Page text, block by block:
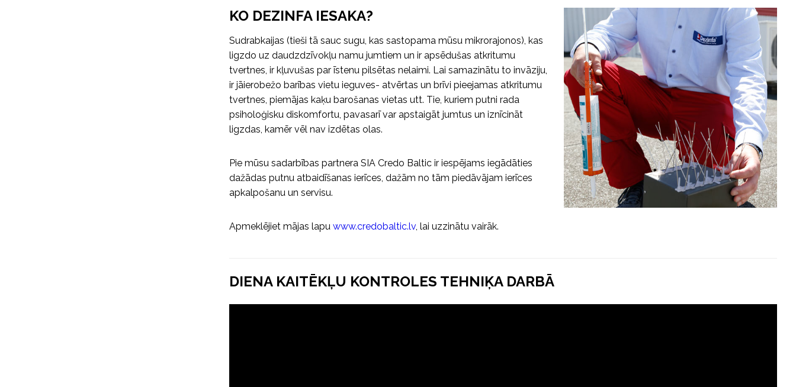
KO DEZINFA IESAKA?
Sudrabkaijas (tieši tā sauc sugu, kas sastopama mūsu mikrorajonos), kas
ligzdo uz daudzdzīvokļu namu jumtiem un ir apsēdušas atkritumu
tvertnes, ir kļuvušas par īstenu pilsētas nelaimi. Lai samazinātu to invāziju,
ir jāierobežo barības vietu ieguves- atvērtas un brīvi pieejamas atkritumu
tvertnes, piemājas kaķu barošanas vietas utt. Tie, kuriem putni rada
psiholoģisku diskomfortu, pavasarī var apstaigāt jumtus un iznīcināt
ligzdas, kamēr vēl nav izdētas olas.
Pie mūsu sadarbības partnera SIA Credo Baltic ir iespējams iegādāties
dažādas putnu atbaidīšanas ierīces, dažām no tām piedāvājam ierīces
apkalpošanu un servisu.
Apmeklējiet mājas lapu www.credobaltic.lv, lai uzzinātu vairāk.
DIENA KAITĒKĻU KONTROLES TEHNIĶA DARBĀ